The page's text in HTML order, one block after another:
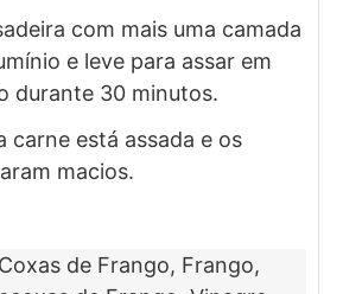
com mais uma camada
e leve para assar em
durante 30 minutos.
carne está assada e os
macios.
Coxas de Frango, Frango,